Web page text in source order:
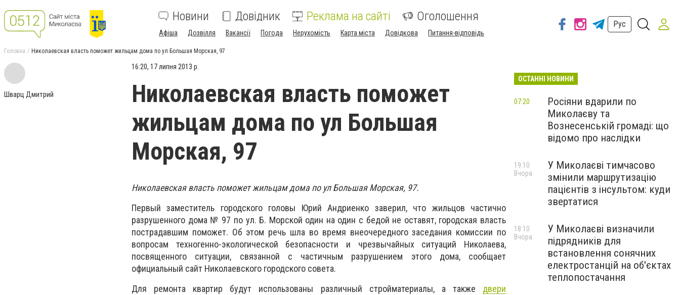
Новини Довідник Реклама на сайті Оголошення
Афіша Дозвілля Вакансії Погода Нерухомість Карта міста Довідкова Питання-відповідь
Рус
Головна Николаевская власть поможет жильцам дома по ул Большая Морская, 97
Шварц Дмитрий
16:20, 17 липня 2013 р.
Николаевская власть поможет
жильцам дома по ул Большая
Морская, 97
Николаевская власть поможет жильцам дома по ул Большая Морская, 97.
Первый заместитель городского головы Юрий Андриенко заверил, что жильцов частично
разрушенного дома № 97 по ул. Б. Морской один на один с бедой не оставят, городская власть
пострадавшим поможет. Об этом речь шла во время внеочередного заседания комиссии по
вопросам техногенно-экологической безопасности и чрезвычайных ситуаций Николаева,
посвященного ситуации, связанной с частичным разрушением этого дома, сообщает
официальный сайт Николаевского городского совета.
Для ремонта квартир будут использованы различный стройматериалы, а также двери
ОСТАННІ НОВИНИ
Росіяни вдарили по
Миколаєву та
Вознесенській громаді: що
відомо про наслідки
07:20
У Миколаєві тимчасово
змінили маршрутизацію
пацієнтів з інсультом: куди
звертатися
19:10
Вчора
У Миколаєві визначили
підрядників для
встановлення сонячних
електростанцій на об'єктах
теплопостачання
18:10
Вчора